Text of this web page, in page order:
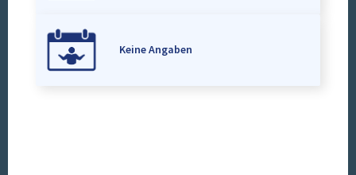
Keine Angaben